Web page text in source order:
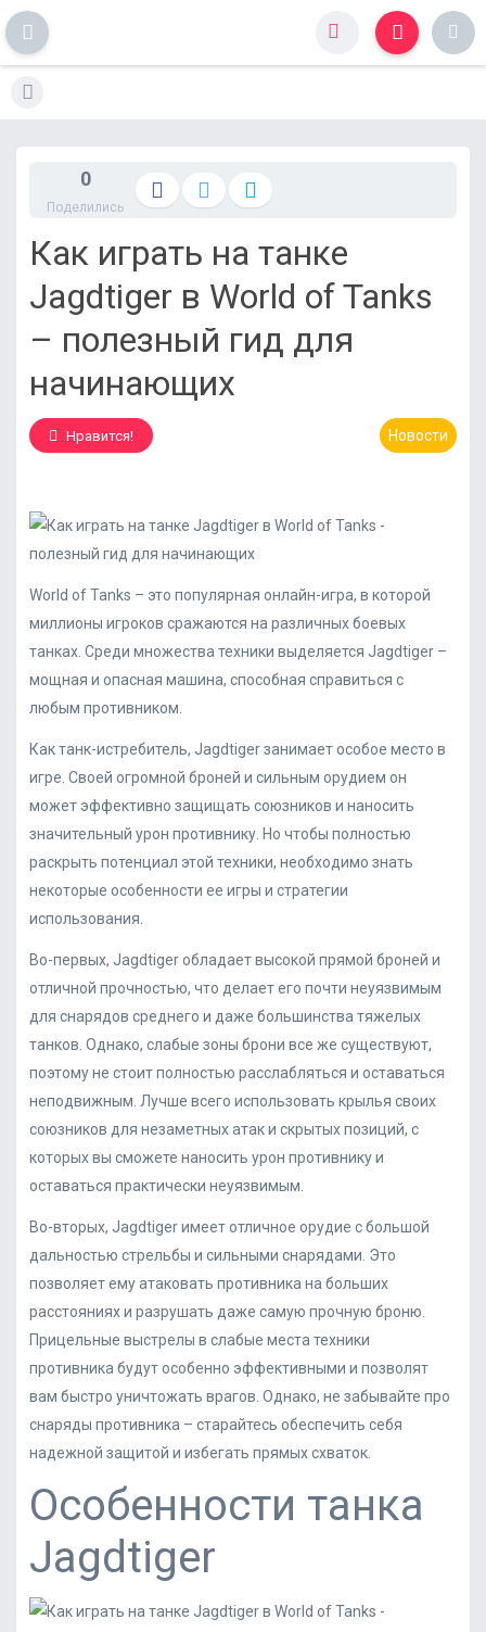
0
Поделились
Как играть на танке
Jagdtiger в World of Tanks
– полезный гид для
начинающих
Нравится! Новости
World of Tanks – это популярная онлайн-игра, в которой
миллионы игроков сражаются на различных боевых
танках. Среди множества техники выделяется Jagdtiger –
мощная и опасная машина, способная справиться с
любым противником.
Как танк-истребитель, Jagdtiger занимает особое место в
игре. Своей огромной броней и сильным орудием он
может эффективно защищать союзников и наносить
значительный урон противнику. Но чтобы полностью
раскрыть потенциал этой техники, необходимо знать
некоторые особенности ее игры и стратегии
использования.
Во-первых, Jagdtiger обладает высокой прямой броней и
отличной прочностью, что делает его почти неуязвимым
для снарядов среднего и даже большинства тяжелых
танков. Однако, слабые зоны брони все же существуют,
поэтому не стоит полностью расслабляться и оставаться
неподвижным. Лучше всего использовать крылья своих
союзников для незаметных атак и скрытых позиций, с
которых вы сможете наносить урон противнику и
оставаться практически неуязвимым.
Во-вторых, Jagdtiger имеет отличное орудие с большой
дальностью стрельбы и сильными снарядами. Это
позволяет ему атаковать противника на больших
расстояниях и разрушать даже самую прочную броню.
Прицельные выстрелы в слабые места техники
противника будут особенно эффективными и позволят
вам быстро уничтожать врагов. Однако, не забывайте про
снаряды противника – старайтесь обеспечить себя
надежной защитой и избегать прямых схваток.
Особенности танка
Jagdtiger